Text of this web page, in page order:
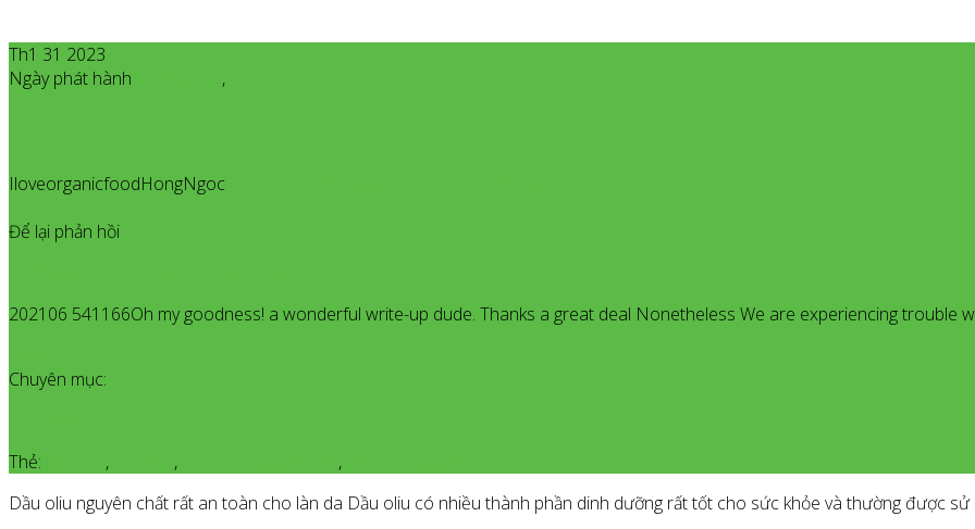
Th1 31 2023
Ngày phát hành
,
IloveorganicfoodHongNgoc
Để lại phản hồi
202106 541166Oh my goodness! a wonderful write-up dude. Thanks a great deal Nonetheless We are experiencing trouble
Chuyên mục:
Thẻ:
, , ,
Dầu oliu nguyên chất rất an toàn cho làn da Dầu oliu có nhiều thành phần dinh dưỡng rất tốt cho sức khỏe và thường được